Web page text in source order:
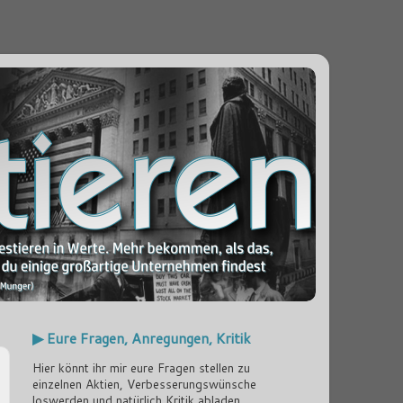
▶ Eure Fragen, Anregungen, Kritik
Hier könnt ihr mir eure Fragen stellen zu
einzelnen Aktien, Verbesserungswünsche